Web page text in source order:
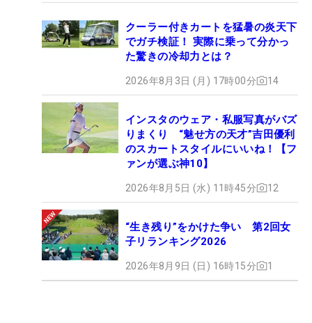
クーラー付きカートを猛暑の炎天下
でガチ検証！ 実際に乗って分かっ
た驚きの冷却力とは？
2026年8月3日 (月) 17時00分 14
インスタのウェア・私服写真がバズ
りまくり “魅せ方の天才”吉田優利
のスカートスタイルにいいね！【フ
ァンが選ぶ神10】
2026年8月5日 (水) 11時45分 12
“生き残り”をかけた争い 第2回女
子リランキング2026
2026年8月9日 (日) 16時15分 1